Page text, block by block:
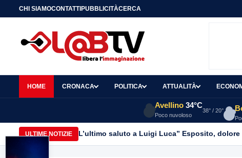
CHI SIAMOCONTATTIPUBBLICITÀCERCA
HOME CRONACA POLITICA ATTUALITÀ
Avellino 34°C
Poco nuvoloso
38° / 20°
ULTIME NOTIZIE L’ultimo saluto a Luigi Luca” Esposito,